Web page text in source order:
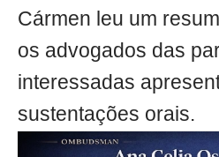
Cármen leu um
os advogados das
interessadas
sustentações orais.